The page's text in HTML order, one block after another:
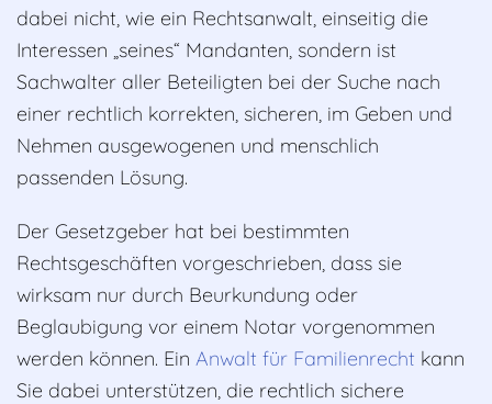
dabei nicht, wie ein Rechtsanwalt, einseitig die
Interessen „seines“ Mandanten, sondern ist
Sachwalter aller Beteiligten bei der Suche nach
einer rechtlich korrekten, sicheren, im Geben und
Nehmen ausgewogenen und menschlich
passenden Lösung.
Der Gesetzgeber hat bei bestimmten
Rechtsgeschäften vorgeschrieben, dass sie
wirksam nur durch Beurkundung oder
Beglaubigung vor einem Notar vorgenommen
werden können. Ein Anwalt für Familienrecht kann
Sie dabei unterstützen, die rechtlich sichere